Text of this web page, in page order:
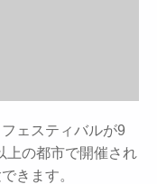
ェスティバルが9
上の都市で開催され
きます。